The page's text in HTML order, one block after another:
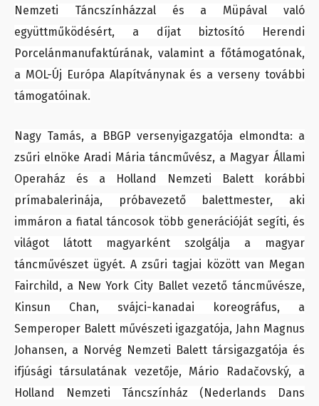
Nemzeti Táncszínházzal és a Müpával való
együttműködésért, a díjat biztosító Herendi
Porcelánmanufaktúrának, valamint a főtámogatónak,
a MOL-Új Európa Alapítványnak és a verseny további
támogatóinak.
Nagy Tamás, a BBGP versenyigazgatója elmondta: a
zsűri elnöke Aradi Mária táncművész, a Magyar Állami
Operaház és a Holland Nemzeti Balett korábbi
prímabalerinája, próbavezető balettmester, aki
immáron a fiatal táncosok több generációját segíti, és
világot látott magyarként szolgálja a magyar
táncművészet ügyét. A zsűri tagjai között van Megan
Fairchild, a New York City Ballet vezető táncművésze,
Kinsun Chan, svájci-kanadai koreográfus, a
Semperoper Balett művészeti igazgatója, Jahn Magnus
Johansen, a Norvég Nemzeti Balett társigazgatója és
ifjúsági társulatának vezetője, Mário Radačovský, a
Holland Nemzeti Táncszínház (Nederlands Dans